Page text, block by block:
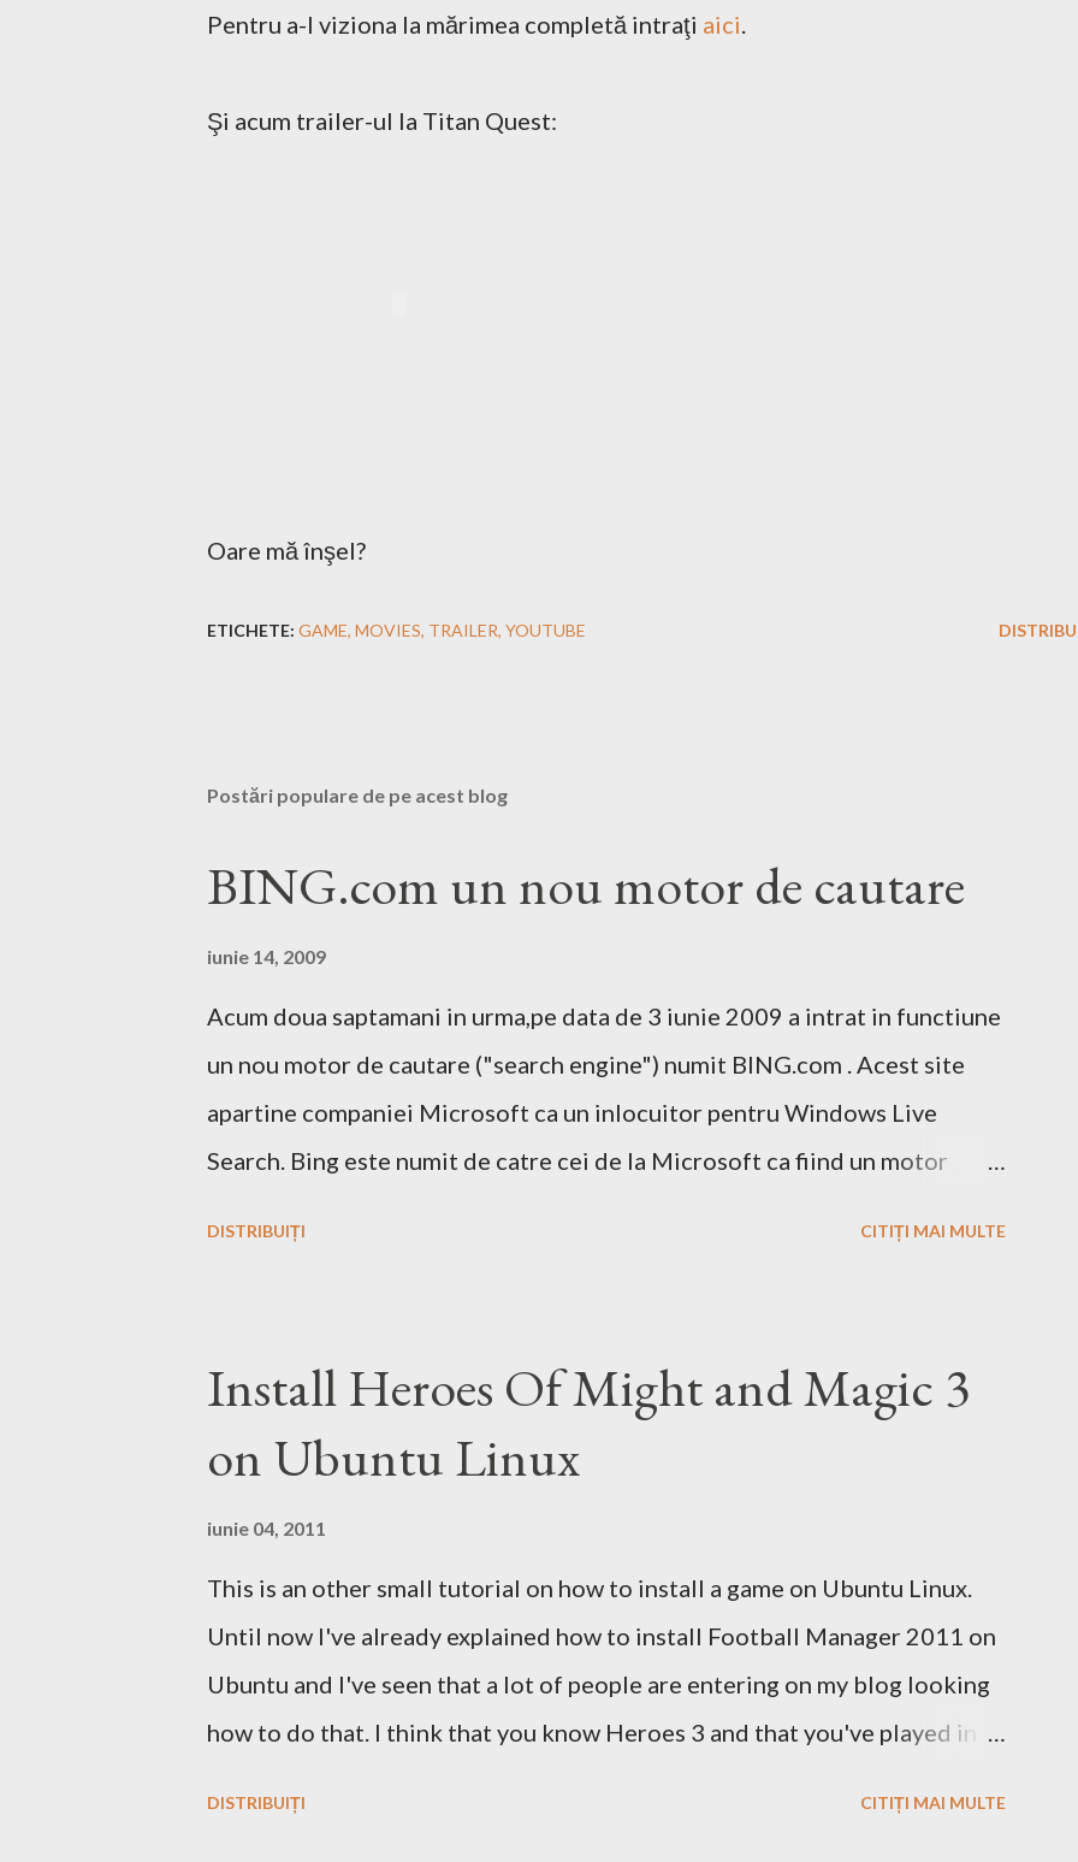
Pentru a-l viziona la mărimea completă intraţi aici.
Şi acum trailer-ul la Titan Quest:
Oare mă înşel?
ETICHETE: GAME MOVIES TRAILER YOUTUBE
Postări populare de pe acest blog
BING.com un nou motor de cautare
iunie 14, 2009
Acum doua saptamani in urma,pe data de 3 iunie 2009 a intrat in functiune
un nou motor de cautare ("search engine") numit BING.com . Acest site
apartine companiei Microsoft ca un inlocuitor pentru Windows Live
Search. Bing este numit de catre cei de la Microsoft ca fiind un motor
Ramane la decizia voastra ce motor de cautare sa folositi!
DISTRIBUIȚI CITIȚI MAI MULTE
Install Heroes Of Might and Magic 3
on Ubuntu Linux
iunie 04, 2011
This is an other small tutorial on how to install a game on Ubuntu Linux.
Until now I've already explained how to install Football Manager 2011 on
Ubuntu and I've seen that a lot of people are entering on my blog looking
how to do that. I think that you know Heroes 3 and that you've played in
DISTRIBUIȚI CITIȚI MAI MULTE